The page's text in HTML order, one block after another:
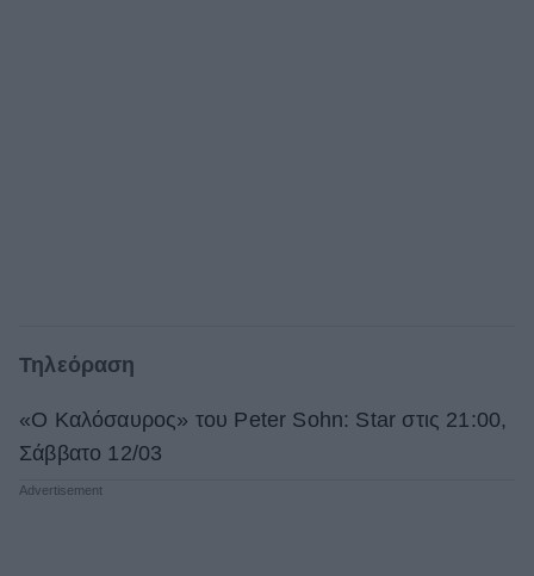
Τηλεόραση
«Ο Καλόσαυρος» του Peter Sohn: Star στις 21:00,
Σάββατο 12/03